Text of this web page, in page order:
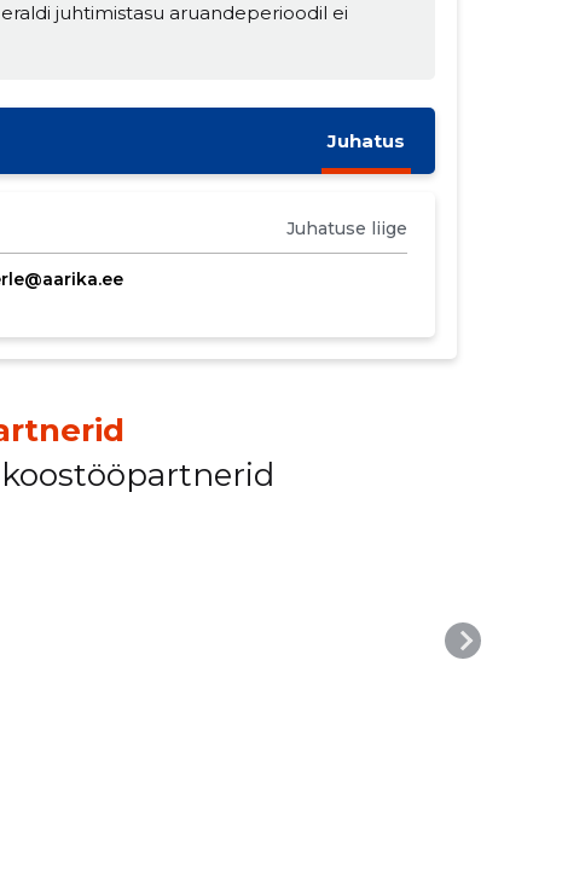
juhtimistasu aruandeperioodil ei
Juhatus
Juhatuse liige